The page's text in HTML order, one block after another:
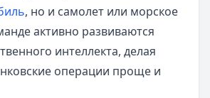
, но и самолет или морское
активно развиваются
интеллекта, делая
операции проще и